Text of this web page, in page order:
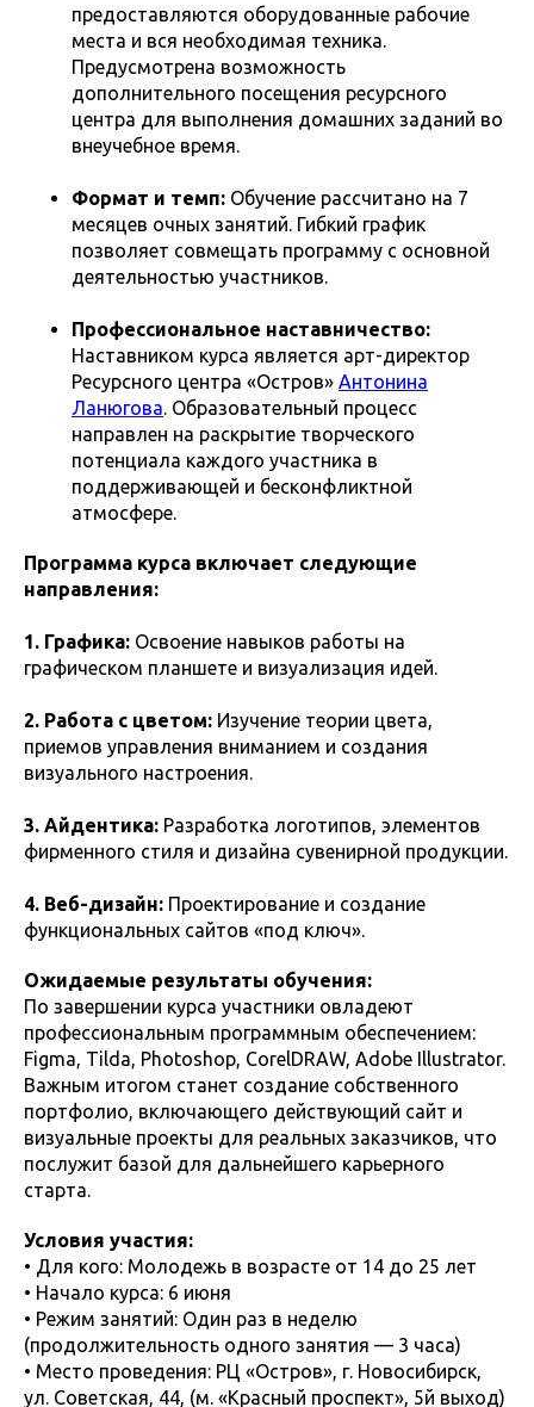
предоставляются оборудованные рабочие
места и вся необходимая техника.
Предусмотрена возможность
дополнительного посещения ресурсного
центра для выполнения домашних заданий во
внеучебное время.
Формат и темп: Обучение рассчитано на 7
месяцев очных занятий. Гибкий график
позволяет совмещать программу с основной
деятельностью участников.
Профессиональное наставничество:
Наставником курса является арт-директор
Ресурсного центра «Остров» Антонина
Ланюгова . Образовательный процесс
направлен на раскрытие творческого
потенциала каждого участника в
поддерживающей и бесконфликтной
атмосфере.
Программа курса включает следующие
направления:
1. Графика: Освоение навыков работы на
графическом планшете и визуализация идей.
2. Работа с цветом: Изучение теории цвета,
приемов управления вниманием и создания
визуального настроения.
3. Айдентика: Разработка логотипов, элементов
фирменного стиля и дизайна сувенирной продукции.
4. Веб-дизайн: Проектирование и создание
функциональных сайтов «под ключ».
Ожидаемые результаты обучения:
По завершении курса участники овладеют
профессиональным программным обеспечением:
Figma, Tilda, Photoshop, CorelDRAW, Adobe Illustrator.
Важным итогом станет создание собственного
портфолио, включающего действующий сайт и
визуальные проекты для реальных заказчиков, что
послужит базой для дальнейшего карьерного
старта.
Условия участия:
• Для кого: Молодежь в возрасте от 14 до 25 лет
• Начало курса: 6 июня
• Режим занятий: Один раз в неделю
(продолжительность одного занятия — 3 часа)
• Место проведения: РЦ «Остров», г. Новосибирск,
ул. Советская, 44, (м. «Красный проспект», 5й выход)